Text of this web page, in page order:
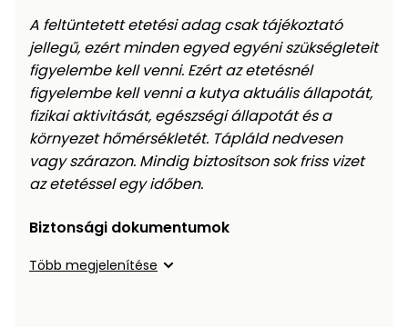
A feltüntetett etetési adag csak tájékoztató
jellegű, ezért minden egyed egyéni szükségleteit
figyelembe kell venni. Ezért az etetésnél
figyelembe kell venni a kutya aktuális állapotát,
fizikai aktivitását, egészségi állapotát és a
környezet hőmérsékletét. Tápláld nedvesen
vagy szárazon. Mindig biztosítson sok friss vizet
az etetéssel egy időben.
Biztonsági dokumentumok
Több megjelenítése